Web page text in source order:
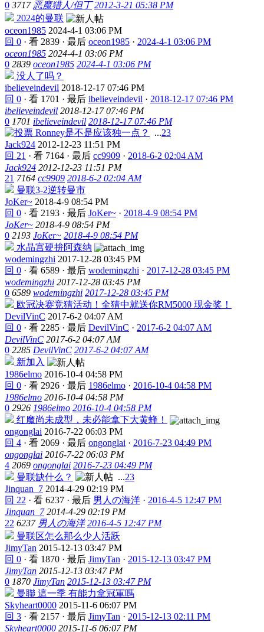
0 3717 恶魔猎人/但丁 2012-3-21 05:38 PM
2024的曼联
oceon1985 2024-4-1 03:06 PM
回 0 · 看 2839 · 最后 oceon1985 · 2024-4-1 03:06 PM
oceon1985 2024-4-1 03:06 PM
0 2839 oceon1985 2024-4-1 03:06 PM
没人了吗？
ibelieveindevil 2018-12-17 07:46 PM
回 0 · 看 1701 · 最后 ibelieveindevil · 2018-12-17 07:46 PM
ibelieveindevil 2018-12-17 07:46 PM
0 1701 ibelieveindevil 2018-12-17 07:46 PM
Ronney是不是应该独一点？
...23
Jack924 2012-12-23 11:51 PM
回 21 · 看 7164 · 最后 cc9909 · 2018-6-2 02:04 AM
Jack924 2012-12-23 11:51 PM
21 7164 cc9909 2018-6-2 02:04 AM
曼联3-2逆转曼市
JoKer~ 2018-4-9 08:54 PM
回 0 · 看 2193 · 最后 JoKer~ · 2018-4-9 08:54 PM
JoKer~ 2018-4-9 08:54 PM
0 2193 JoKer~ 2018-4-9 08:54 PM
水晶宫硬拚阿森纳
wodemingzhi 2017-12-28 03:45 PM
回 0 · 看 6589 · 最后 wodemingzhi · 2017-12-28 03:45 PM
wodemingzhi 2017-12-28 03:45 PM
0 6589 wodemingzhi 2017-12-28 03:45 PM
欧冠决赛竞猜活动！全猜中就送你RM5000 现金奖！
DevilVinC 2017-6-2 04:07 AM
回 0 · 看 2285 · 最后 DevilVinC · 2017-6-2 04:07 AM
DevilVinC 2017-6-2 04:07 AM
0 2285 DevilVinC 2017-6-2 04:07 AM
新加入
1986elmo 2016-10-4 04:58 PM
回 0 · 看 2926 · 最后 1986elmo · 2016-10-4 04:58 PM
1986elmo 2016-10-4 04:58 PM
0 2926 1986elmo 2016-10-4 04:58 PM
红魔尚未成型，未必能拿下大黄蜂！
ongonglai 2016-7-22 06:03 PM
回 4 · 看 2069 · 最后 ongonglai · 2016-7-23 04:49 PM
ongonglai 2016-7-22 06:03 PM
4 2069 ongonglai 2016-7-23 04:49 PM
曼联缺什么？
...23
Jinquan_7 2014-4-29 02:19 PM
回 22 · 看 6237 · 最后 男人の海洋 · 2016-4-5 12:47 PM
Jinquan_7 2014-4-29 02:19 PM
22 6237 男人の海洋 2016-4-5 12:47 PM
曼联区怎么那么少人活跃
JimyTan 2015-12-13 03:47 PM
回 0 · 看 1870 · 最后 JimyTan · 2015-12-13 03:47 PM
JimyTan 2015-12-13 03:47 PM
0 1870 JimyTan 2015-12-13 03:47 PM
曼聯 這一季 有能力拿冠軍嗎
Skyheart0000 2015-11-6 06:07 PM
回 3 · 看 2157 · 最后 JimyTan · 2015-12-13 02:11 PM
Skyheart0000 2015-11-6 06:07 PM